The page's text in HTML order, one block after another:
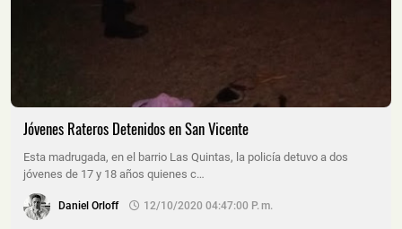
Jóvenes Rateros Detenidos en San Vicente
Esta madrugada, en el barrio Las Quintas, la policía detuvo a dos
jóvenes de 17 y 18 años quienes c…
Daniel Orloff 12/10/2020 04:47:00 P. M.